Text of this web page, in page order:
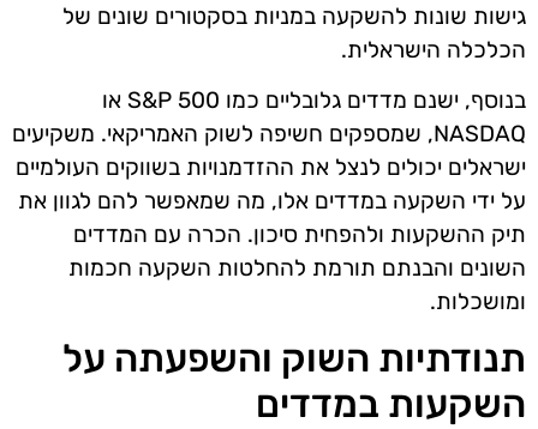
גישות שונות להשקעה במניות בסקטורים שונים של
הכלכלה הישראלית.
בנוסף, ישנם מדדים גלובליים כמו S&P 500 או
NASDAQ, שמספקים חשיפה לשוק האמריקאי. משקיעים
ישראלים יכולים לנצל את ההזדמנויות בשווקים העולמיים
על ידי השקעה במדדים אלו, מה שמאפשר להם לגוון את
תיק ההשקעות ולהפחית סיכון. הכרה עם המדדים
השונים והבנתם תורמת להחלטות השקעה חכמות
ומושכלות.
תנודתיות השוק והשפעתה על
השקעות במדדים